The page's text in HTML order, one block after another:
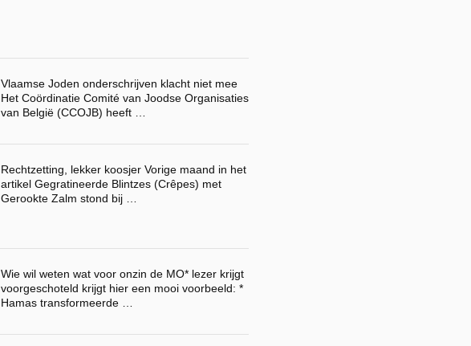
Vlaamse Joden onderschrijven klacht niet mee
Het Coördinatie Comité van Joodse Organisaties
van België (CCOJB) heeft …
Rechtzetting, lekker koosjer Vorige maand in het
artikel Gegratineerde Blintzes (Crêpes) met
Gerookte Zalm stond bij …
Wie wil weten wat voor onzin de MO* lezer krijgt
voorgeschoteld krijgt hier een mooi voorbeeld: *
Hamas transformeerde …